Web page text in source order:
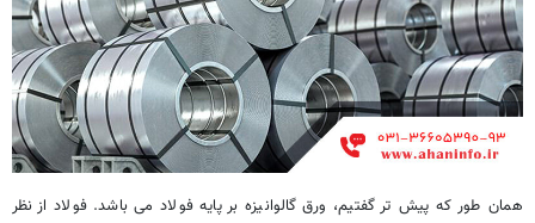
همان طور که پیش تر گفتیم، ورق گالوانیزه بر پایه فولاد می باشد. فولاد از نظر